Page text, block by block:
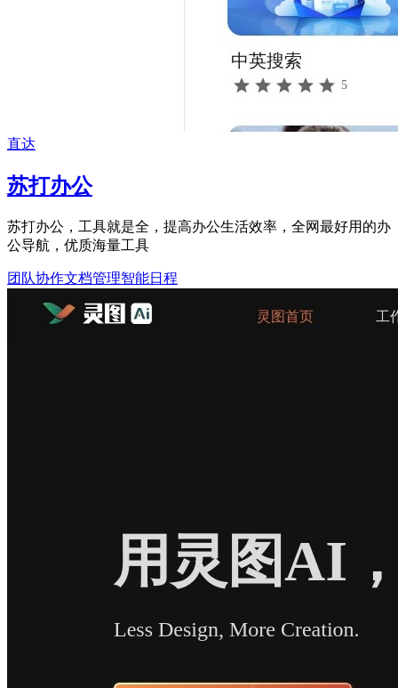
直达
苏打办公
苏打办公，工具就是全，提高办公生活效率，全网最好用的办
公导航，优质海量工具
团队协作文档管理智能日程